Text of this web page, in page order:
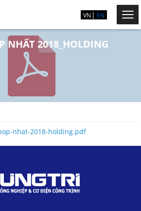
VN EN
NHẤT 2018_HOLDING
nhat-2018-holding.pdf